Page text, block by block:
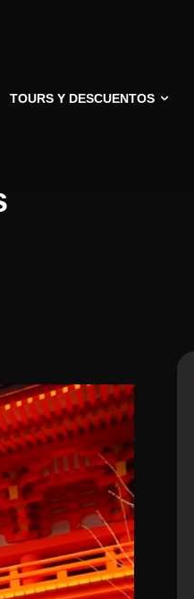
TOURS Y DESCUENTOS